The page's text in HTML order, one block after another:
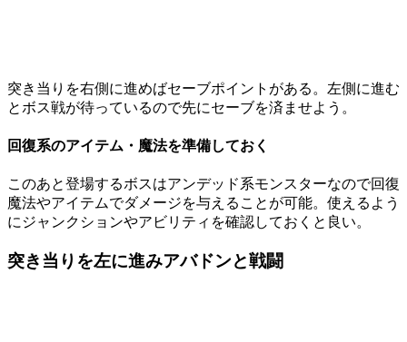
突き当りを右側に進めばセーブポイントがある。左側に進む
とボス戦が待っているので先にセーブを済ませよう。
回復系のアイテム・魔法を準備しておく
このあと登場するボスはアンデッド系モンスターなので回復
魔法やアイテムでダメージを与えることが可能。使えるよう
にジャンクションやアビリティを確認しておくと良い。
突き当りを左に進みアバドンと戦闘